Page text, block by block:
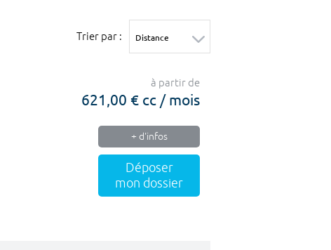
Trier par :
à partir de
621,00 € cc / mois
+ d'infos
Déposer
mon dossier